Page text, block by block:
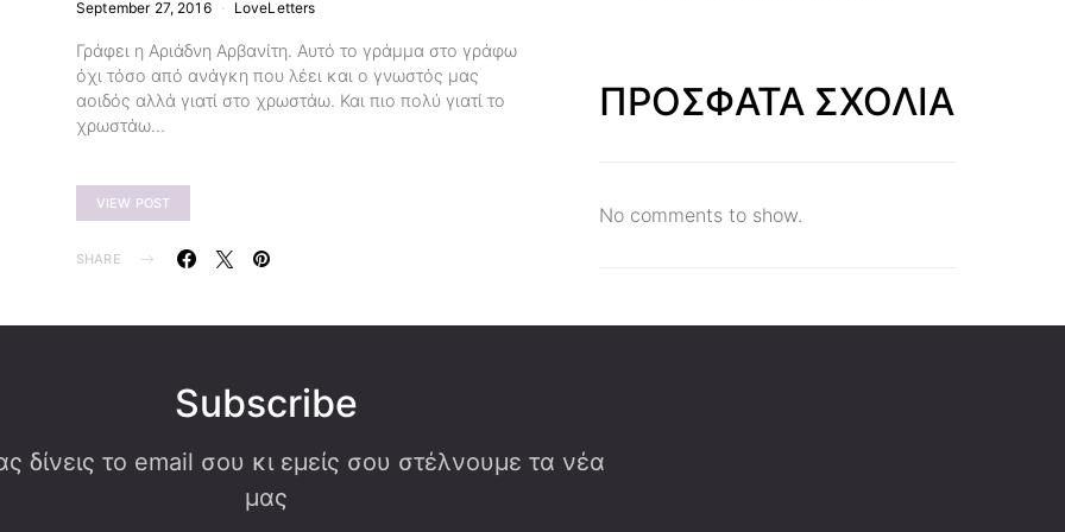
September 27, 2016 LoveLetters
Γράφει η Αριάδνη Αρβανίτη. Αυτό το γράμμα στο γράφω
όχι τόσο από ανάγκη που λέει και ο γνωστός μας
αοιδός αλλά γιατί στο χρωστάω. Και πιο πολύ γιατί το
χρωστάω…
VIEW POST
SHARE
ΠΡΟΣΦΑΤΑ ΣΧΟΛΙΑ
No comments to show.
Subscribe
δίνεις το email σου κι εμείς σου στέλνουμε τα νέα
μας